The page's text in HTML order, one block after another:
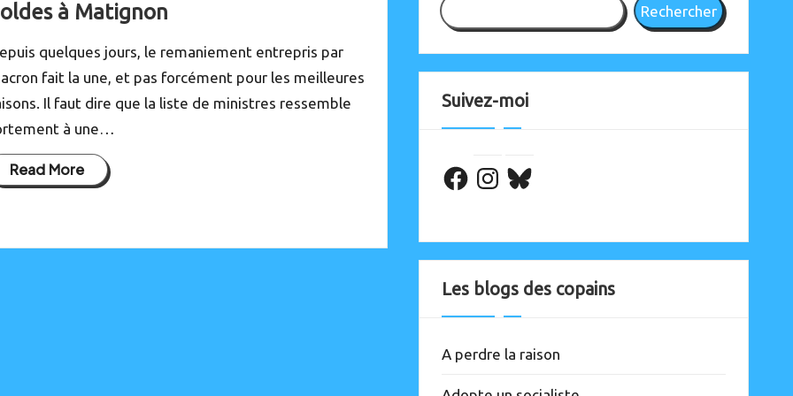
à Matignon
quelques jours, le remaniement entrepris par
fait la une, et pas forcément pour les meilleures
Il faut dire que la liste de ministres ressemble
à une…
Read More
Rechercher
Suivez-moi
Facebook
Les blogs des copains
A perdre la raison